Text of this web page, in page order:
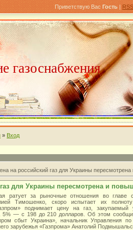
Приветствую Вас Гость | RSS
газоснабжения
» Вход
на российский газ для Украины
для Украины пересмотрена и
ратует за рыночные отношения во главе
Тимошенко, скоро испытает их
поднимает цену на газ, закупаемый
5% — с 198 до 210 долларов. Об этом
сбыт Украина», начальник Управления
зарубежья «Газпрома» Анатолий